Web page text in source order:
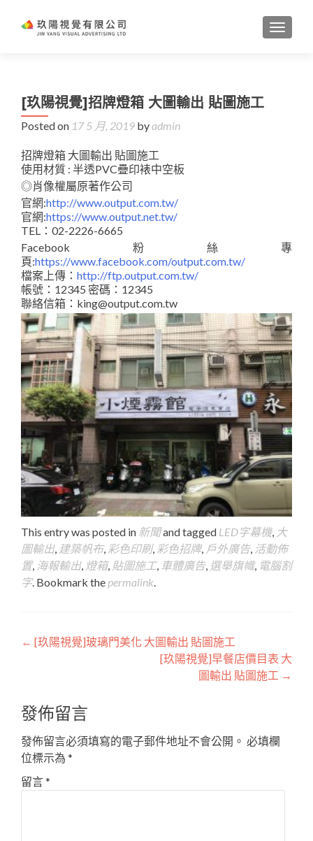
[玖陽視覺]招牌燈箱 大圖輸出 貼圖施工
Posted on 17 5 月, 2019 byadmin
招牌燈箱 大圖輸出 貼圖施工
使用材質 : 半透PVC疊印裱中空板
◎肖像權屬原著作公司
官網:http://www.output.com.tw/
官網:https://www.output.net.tw/
TEL：02-2226-6665
Facebook粉絲專
頁:https://www.facebook.com/output.com.tw/
檔案上傳： http://ftp.output.com.tw/
帳號：12345 密碼：12345
聯絡信箱：king@output.com.tw
This entry was posted in 新聞and tagged LED字幕機, 大
圖輸出, 建築帆布, 彩色印刷, 彩色招牌, 戶外廣告, 活動佈
置, 海報輸出, 燈箱, 貼圖施工, 車體廣告, 選舉旗幟, 電腦割
字. Bookmark the permalink.
Post
← [玖陽視覺]玻璃門美化 大圖輸出 貼圖施工
[玖陽視覺]早餐店價目表 大
圖輸出 貼圖施工 →
發佈留言
發佈留言必須填寫的電子郵件地址不會公開。 必填欄
位標示為 *
留言*